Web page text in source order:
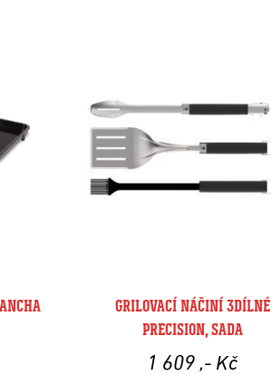
GRILOVACÍ NÁČINÍ 3DÍLNÉ
PRECISION, SADA
1 609 ,- Kč